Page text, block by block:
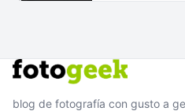
blog de fotografía con gusto a